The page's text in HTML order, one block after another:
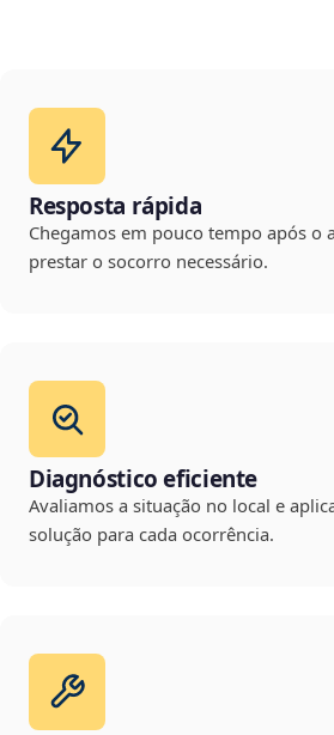
Resposta rápida
Chegamos em pouco tempo após o
prestar o socorro necessário.
Diagnóstico eficiente
Avaliamos a situação no local e
solução para cada ocorrência.